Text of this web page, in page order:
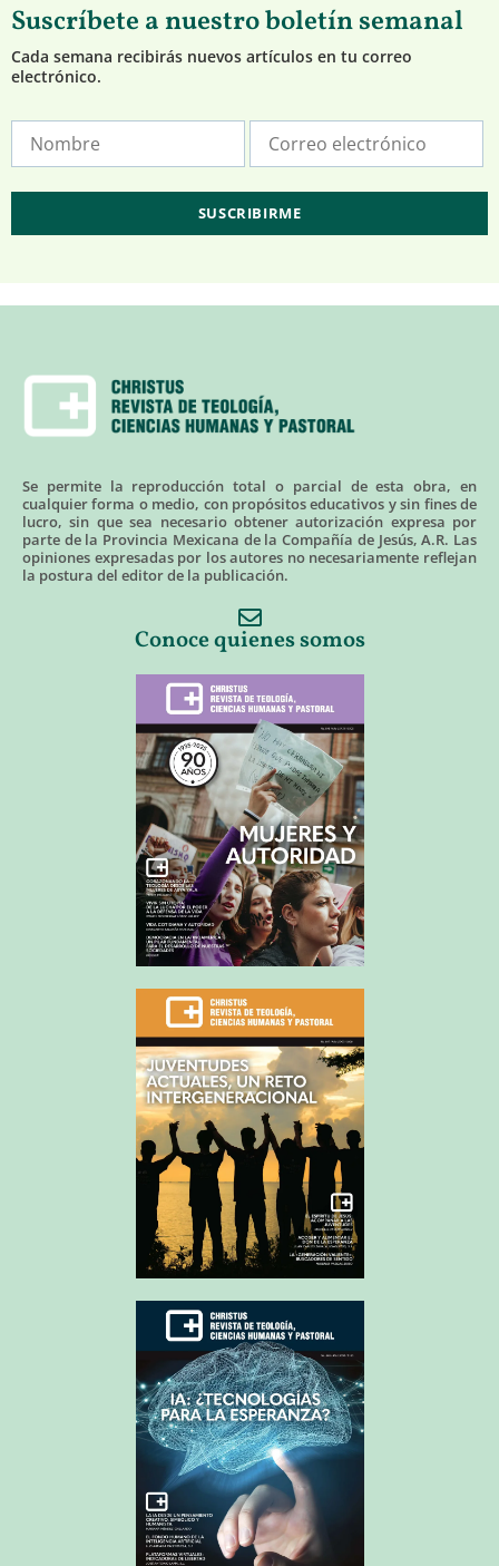
Suscríbete a nuestro boletín semanal
Cada semana recibirás nuevos artículos en tu correo
electrónico.
Se permite la reproducción total o parcial de esta obra, en
cualquier forma o medio, con propósitos educativos y sin fines de
lucro, sin que sea necesario obtener autorización expresa por
parte de la Provincia Mexicana de la Compañía de Jesús, A.R. Las
opiniones expresadas por los autores no necesariamente reflejan
la postura del editor de la publicación.
Conoce quienes somos